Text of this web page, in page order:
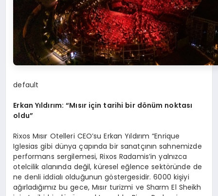
default
Erkan Yıldırım: “Mısır için tarihi bir dönüm noktası
oldu”
Rixos Mısır Otelleri CEO’su Erkan Yıldırım “Enrique
Iglesias gibi dünya çapında bir sanatçının sahnemizde
performans sergilemesi, Rixos Radamis’in yalnızca
otelcilik alanında değil, küresel eğlence sektöründe de
ne denli iddialı olduğunun göstergesidir. 6000 kişiyi
ağırladığımız bu gece, Mısır turizmi ve Sharm El Sheikh